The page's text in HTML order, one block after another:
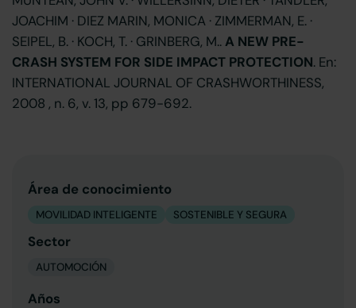
JOACHIM · DIEZ MARIN, MONICA · ZIMMERMAN, E. ·
SEIPEL, B. · KOCH, T. · GRINBERG, M..A NEW PRE-
CRASH SYSTEM FOR SIDE IMPACT PROTECTION. En:
INTERNATIONAL JOURNAL OF CRASHWORTHINESS,
2008 , n. 6, v. 13, pp 679-692.
Área de conocimiento
MOVILIDAD INTELIGENTE SOSTENIBLE Y SEGURA
Sector
AUTOMOCIÓN
Años